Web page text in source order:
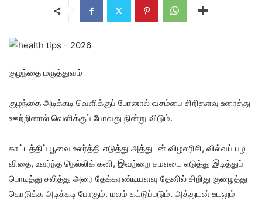
குழந்தை மருத்துவம்
குழந்தை அடிக்கடி வெளிக்குப் போனால் வசம்பை சிறிதளவு உரைத்து
ஊற்றினால் வெளிக்குப் போவது நின்று விடும்.
காட்டத்திப் பூவை உலர்த்தி எடுத்து அத்துடன் விழலரிசி, வில்வப் பழ
விதை, உவர்ந்த நெல்லிக் கனி, இவற்றை சமஎடை எடுத்து இடித்துப்
பொடித்து சலித்து அரை தேக்கரண்டியளவு தேனில் சிறிது குழைத்து
கொடுக்க அடிக்கடி போகும். மலம் கட்டுப்படும். அத்துடன் உடலும்